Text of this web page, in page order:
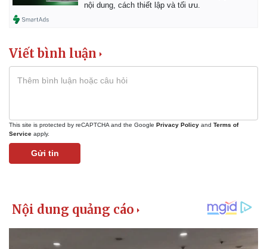
nội dung, cách thiết lập và tối ưu.
Viết bình luận
This site is protected by reCAPTCHA and the Google Privacy Policy and Terms of
Service apply.
Gửi tin